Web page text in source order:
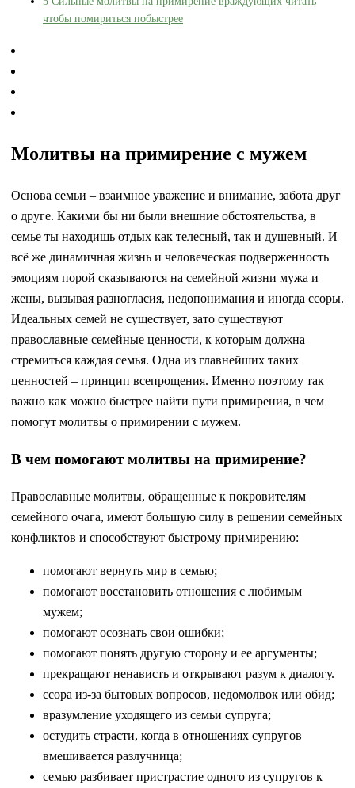
чтобы помириться побыстрее
Молитвы на примирение с мужем
Основа семьи – взаимное уважение и внимание, забота друг
о друге. Какими бы ни были внешние обстоятельства, в
семье ты находишь отдых как телесный, так и душевный. И
всё же динамичная жизнь и человеческая подверженность
эмоциям порой сказываются на семейной жизни мужа и
жены, вызывая разногласия, недопонимания и иногда ссоры.
Идеальных семей не существует, зато существуют
православные семейные ценности, к которым должна
стремиться каждая семья. Одна из главнейших таких
ценностей – принцип всепрощения. Именно поэтому так
важно как можно быстрее найти пути примирения, в чем
помогут молитвы о примирении с мужем.
В чем помогают молитвы на примирение?
Православные молитвы, обращенные к покровителям
семейного очага, имеют большую силу в решении семейных
конфликтов и способствуют быстрому примирению:
помогают вернуть мир в семью;
помогают восстановить отношения с любимым
мужем;
помогают осознать свои ошибки;
помогают понять другую сторону и ее аргументы;
прекращают ненависть и открывают разум к диалогу.
ссора из-за бытовых вопросов, недомолвок или обид;
вразумление уходящего из семьи супруга;
остудить страсти, когда в отношениях супругов
вмешивается разлучница;
семью разбивает пристрастие одного из супругов к